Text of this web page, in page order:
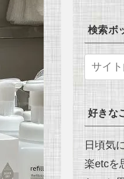
検索ボ
好きな
日頃気
楽etcを